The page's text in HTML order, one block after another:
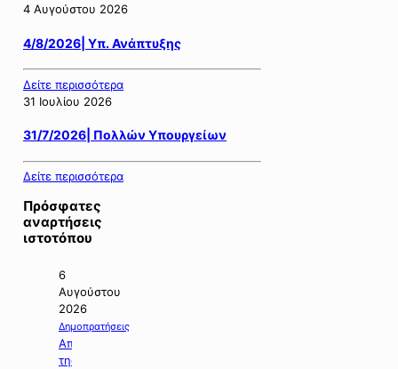
4 Αυγούστου 2026
4/8/2026| Υπ. Ανάπτυξης
Δείτε περισσότερα
31 Ιουλίου 2026
31/7/2026| Πολλών Υπουργείων
Δείτε περισσότερα
Πρόσφατες
αναρτήσεις
ιστοτόπου
6
Αυγούστου
2026
Δημοπρατήσεις
Απόφαση
της